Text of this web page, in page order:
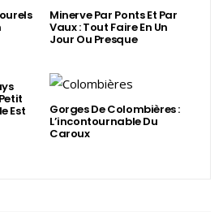
Minerve Par Ponts Et Par
Vaux : Tout Faire En Un
Jour Ou Presque
Est Gorges De Colombières :
L’incontournable Du
Caroux